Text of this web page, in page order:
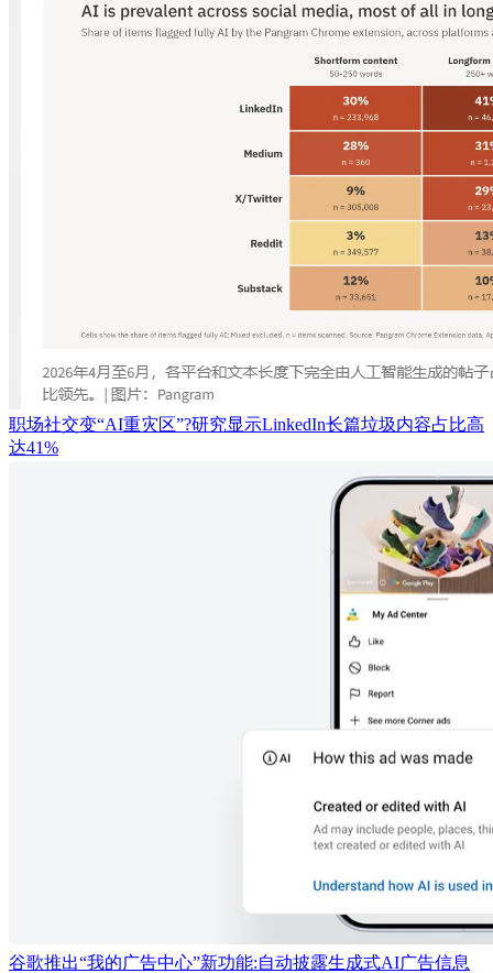
职场社交变“AI重灾区”?研究显示LinkedIn长篇垃圾内容占比高
达41%
谷歌推出“我的广告中心”新功能:自动披露生成式AI广告信息